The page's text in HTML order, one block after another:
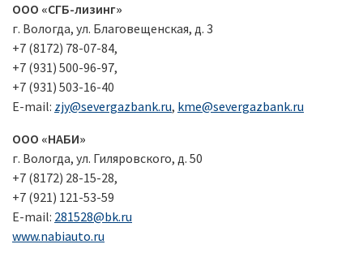
ООО «СГБ-лизинг»
г. Вологда, ул. Благовещенская, д. 3
+7 (8172) 78-07-84,
+7 (931) 500-96-97,
+7 (931) 503-16-40
E-mail: zjy@severgazbank.ru, kme@severgazbank.ru
ООО «НАБИ»
г. Вологда, ул. Гиляровского, д. 50
+7 (8172) 28-15-28,
+7 (921) 121-53-59
E-mail: 281528@bk.ru
www.nabiauto.ru